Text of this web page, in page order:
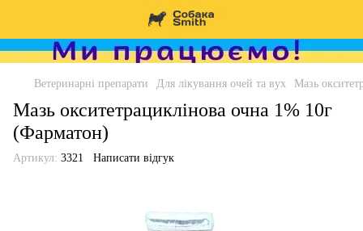
Ветеринарні препарати Для лікування очей та вух Мазь
Мазь окситетрациклінова очна 1% 10г
(Фарматон)
Артикул: 3321 Написати відгук